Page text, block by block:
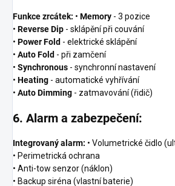
Funkce zrcátek: • Memory - 3 pozice
• Reverse Dip - sklápění při couvání
• Power Fold - elektrické sklápění
• Auto Fold - při zamčení
• Synchronous - synchronní nastavení
• Heating - automatické vyhřívání
• Auto Dimming - zatmavování (řidič)
6. Alarm a zabezpečení:
Integrovaný alarm: • Volumetrické čidlo
• Perimetrická ochrana
• Anti-tow senzor (náklon)
• Backup siréna (vlastní baterie)